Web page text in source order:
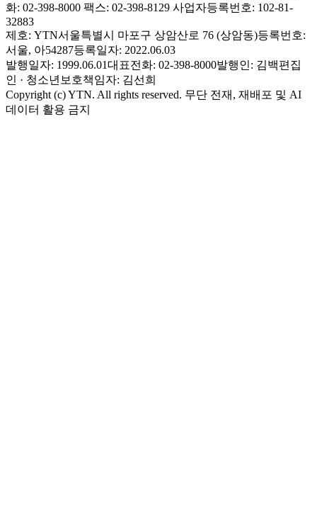
화: 02-398-8000 팩스: 02-398-8129 사업자등록번호: 102-81-
32883
제호: YTN서울특별시 마포구 상암산로 76 (상암동)등록번호:
서울, 아54287등록일자: 2022.06.03
발행일자: 1999.06.01대표전화: 02-398-8000발행인: 김백편집
인 · 청소년보호책임자: 김선희
Copyright (c) YTN. All rights reserved. 무단 전재, 재배포 및 AI
데이터 활용 금지